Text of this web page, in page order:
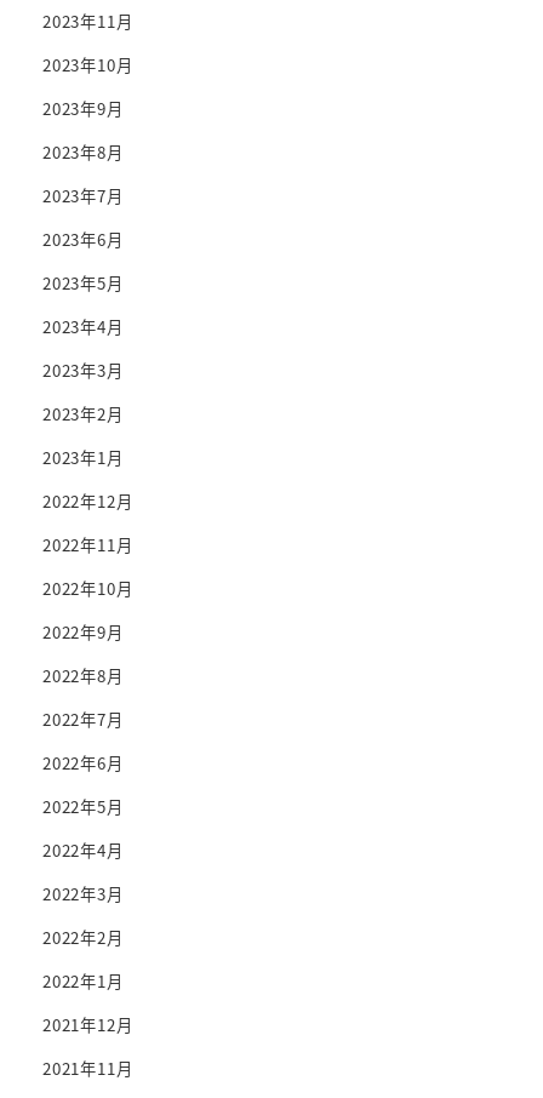
2023年11月
2023年10月
2023年9月
2023年8月
2023年7月
2023年6月
2023年5月
2023年4月
2023年3月
2023年2月
2023年1月
2022年12月
2022年11月
2022年10月
2022年9月
2022年8月
2022年7月
2022年6月
2022年5月
2022年4月
2022年3月
2022年2月
2022年1月
2021年12月
2021年11月